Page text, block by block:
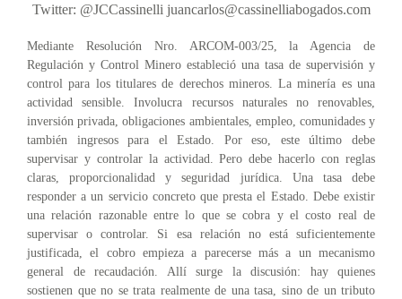
Twitter: @JCCassinelli juancarlos@cassinelliabogados.com
Mediante Resolución Nro. ARCOM-003/25, la Agencia de
Regulación y Control Minero estableció una tasa de supervisión y
control para los titulares de derechos mineros. La minería es una
actividad sensible. Involucra recursos naturales no renovables,
inversión privada, obligaciones ambientales, empleo, comunidades y
también ingresos para el Estado. Por eso, este último debe
supervisar y controlar la actividad. Pero debe hacerlo con reglas
claras, proporcionalidad y seguridad jurídica. Una tasa debe
responder a un servicio concreto que presta el Estado. Debe existir
una relación razonable entre lo que se cobra y el costo real de
supervisar o controlar. Si esa relación no está suficientemente
justificada, el cobro empieza a parecerse más a un mecanismo
general de recaudación. Allí surge la discusión: hay quienes
sostienen que no se trata realmente de una tasa, sino de un tributo